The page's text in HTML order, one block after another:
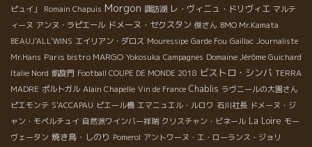
ピュイ」
Romain Chapuis Morgon 諏訪湖 レ・ヴィニュ・ドリヴィエ マルテ
ィーヌ アンヌ・ラピエール ドメーヌ・セクスタン 俊さん BMO Mr.Kamata
BEAUJ'ALL'WINS エイリアン・ダロス Mouressipe Garde Fou Gaillac Journaliste
Mr.Hans Paris bistro MARGO Yokosuka Campagnes Domaine Jérôme Guichard
Italie Nord 凱旋門 Football COUPE DE MONDE 2018 ビストロ・シンバ TERRA
MADRE ポルトガル Alain Chapelle Vin de France Chablis ラヴニールの大園さん
ピエモンテ S'ACCAPAU ピエール橋 エマニュエル・ルロワ 石川社長 ドメーヌ・ジ
ャン・モペルチュイ 自然派ワインバー祥瑞 クリスチャン・ビネール La Loire モー
ヴェータン 焼き鳥・しのり Pomerol アントワーヌ・エ・ローランス・ジョリ